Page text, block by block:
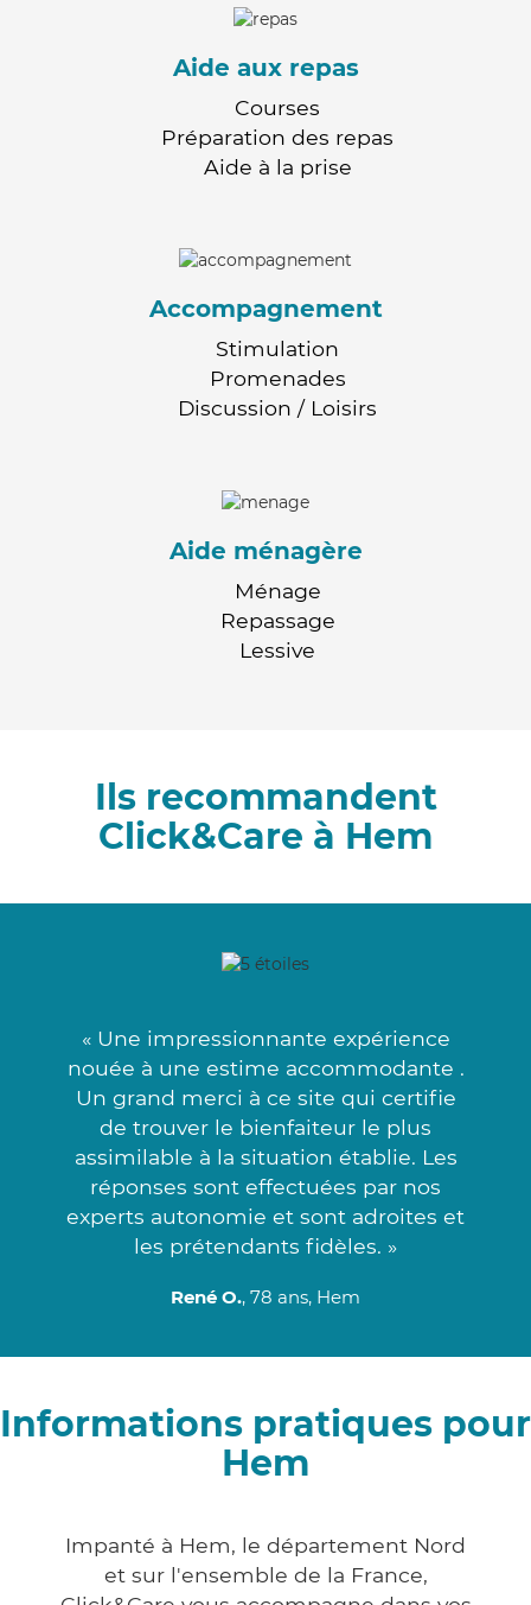
Aide aux repas
Courses
Préparation des repas
Aide à la prise
Accompagnement
Stimulation
Promenades
Discussion / Loisirs
Aide ménagère
Ménage
Repassage
Lessive
Ils recommandent
Click&Care à Hem
« Une impressionnante expérience
nouée à une estime accommodante .
Un grand merci à ce site qui certifie
de trouver le bienfaiteur le plus
assimilable à la situation établie. Les
réponses sont effectuées par nos
experts autonomie et sont adroites et
les prétendants fidèles. »
René O., 78 ans, Hem
Informations pratiques pour
Hem
Impanté à Hem, le département Nord
et sur l'ensemble de la France,